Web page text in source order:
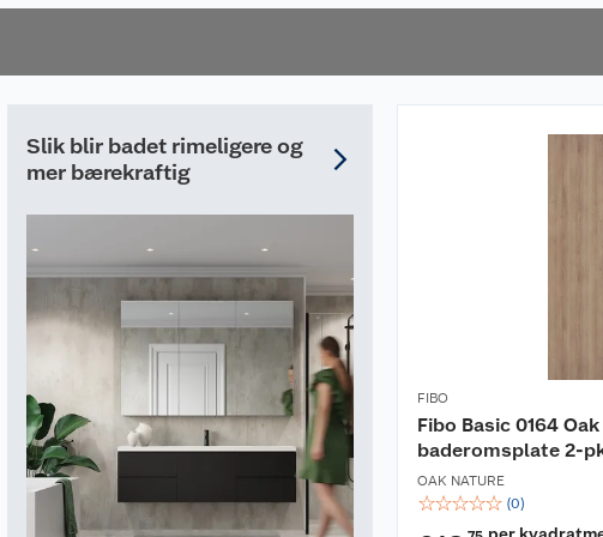
miljø og transporteres og
72 timer før montering.
og kontrollere at
eller ripe opp kantene og
Slik blir badet rimeligere og
mer bærekraftig
FIBO
Fibo Basic 0164
baderomsplate 2-
OAK NATURE
☆☆☆☆☆ (0)
per